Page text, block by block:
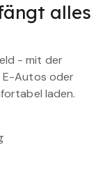
alles
- mit der
E-Autos oder
laden.